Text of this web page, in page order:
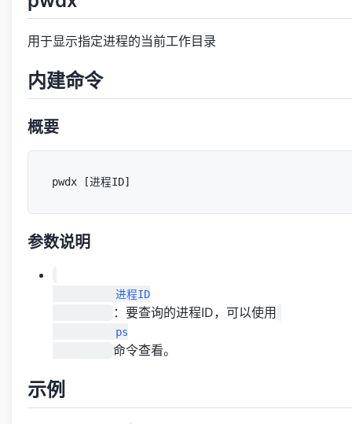
用于显示指定进程的当前工作目录
内建命令
概要
参数说明
：要查询的进程ID，可以使用
命令查看。
示例